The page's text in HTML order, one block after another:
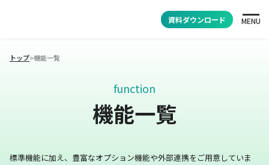
資料ダウンロード MENU
トップ>機能一覧
function
機能一覧
標準機能に加え、豊富なオプション機能や外部連携をご用意していま